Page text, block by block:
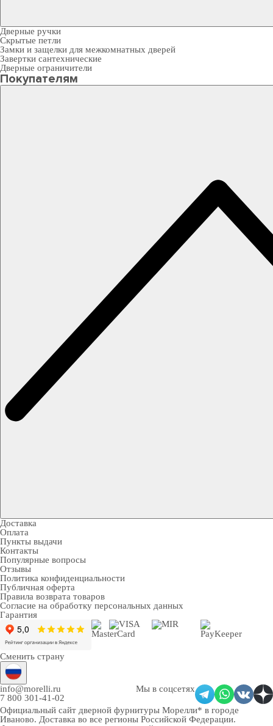
Дверные ручки
Скрытые петли
Замки и защелки для межкомнатных дверей
Завертки сантехнические
Дверные ограничители
Покупателям
Доставка
Оплата
Пункты выдачи
Контакты
Популярные вопросы
Отзывы
Политика конфиденциальности
Публичная оферта
Правила возврата товаров
Согласие на обработку персональных данных
Гарантия
Сменить страну
info@morelli.ru
7 800 301-41-02
Мы в соцсетях
Официальный сайт дверной фурнитуры Морелли* в городе
Иваново. Доставка во все регионы Российской Федерации.